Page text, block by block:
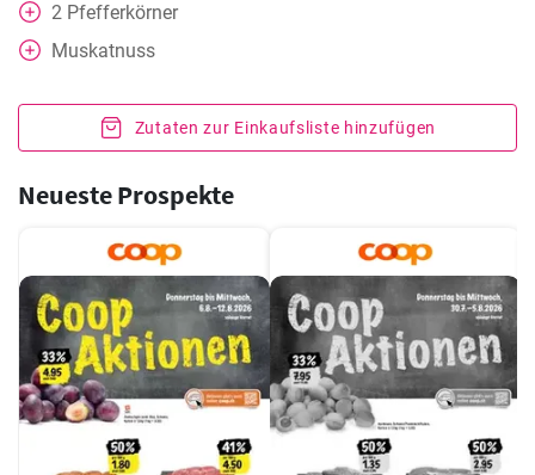
2 Pfefferkörner
Muskatnuss
Zutaten zur Einkaufsliste hinzufügen
Neueste Prospekte